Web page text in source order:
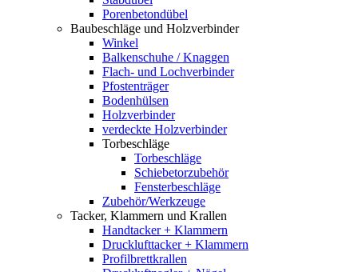
Porenbetondübel
Baubeschläge und Holzverbinder
Winkel
Balkenschuhe / Knaggen
Flach- und Lochverbinder
Pfostenträger
Bodenhülsen
Holzverbinder
verdeckte Holzverbinder
Torbeschläge
Torbeschläge
Schiebetorzubehör
Fensterbeschläge
Zubehör/Werkzeuge
Tacker, Klammern und Krallen
Handtacker + Klammern
Drucklufttacker + Klammern
Profilbrettkrallen